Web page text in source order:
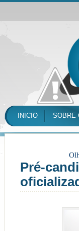
INICIO SOBRE
Pré-